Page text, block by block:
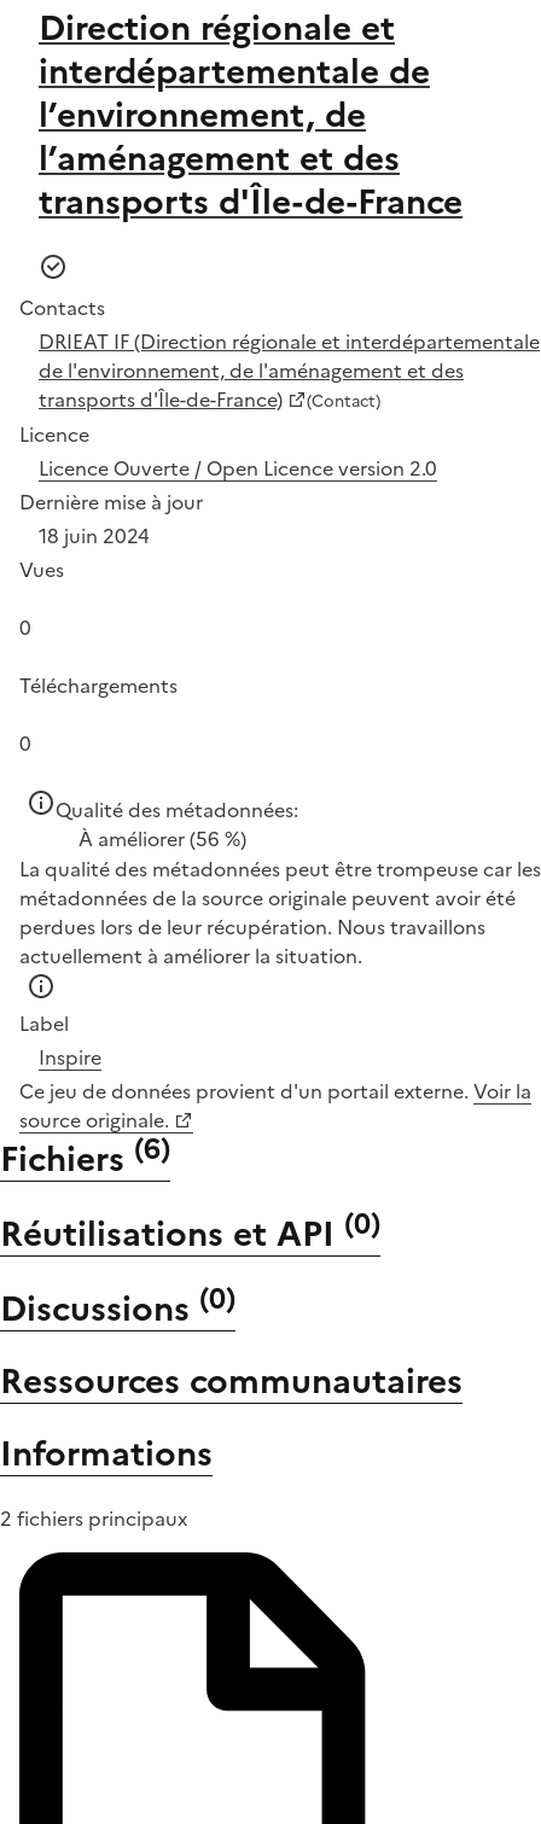
Direction régionale et
interdépartementale de
l’environnement, de
l’aménagement et des
transports d'Île-de-France
Contacts
DRIEAT IF (Direction régionale et interdépartementale
de l'environnement, de l'aménagement et des
transports d'Île-de-France)
(Contact)
Licence
Licence Ouverte / Open Licence version 2.0
Dernière mise à jour
18 juin 2024
Vues
0
Téléchargements
0
Qualité des métadonnées:
À améliorer(56 %)
La qualité des métadonnées peut être trompeuse car les
métadonnées de la source originale peuvent avoir été
perdues lors de leur récupération. Nous travaillons
actuellement à améliorer la situation.
Label
Inspire
Ce jeu de données provient d'un portail externe. Voir la
source originale.
Fichiers (6)
Réutilisations et API (0)
Discussions (0)
Ressources communautaires
Informations
2 fichiers principaux